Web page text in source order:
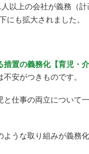
以上の会社が義務（
にも拡大されました。
置の義務化【育児・介
安がつきものです。
と仕事の両立について
うな取り組みが義務